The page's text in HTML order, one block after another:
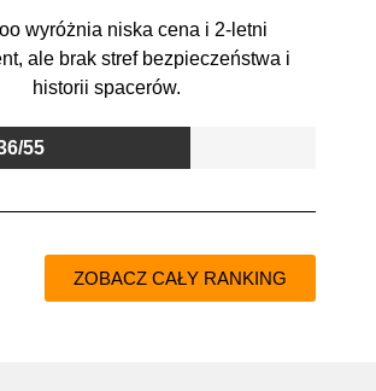
wyróżnia niska cena i 2-letni
ale brak stref bezpieczeństwa i
historii spacerów.
55
ZOBACZ CAŁY RANKING